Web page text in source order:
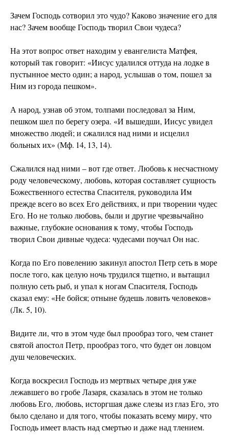
Зачем Господь сотворил это чудо? Каково значение его для
нас? Зачем вообще Господь творил Свои чудеса?
На этот вопрос ответ находим у евангелиста Матфея,
который так говорит: «Иисус удалился оттуда на лодке в
пустынное место один; а народ, услышав о том, пошел за
Ним из города пешком».
А народ, узнав об этом, толпами последовал за Ним,
пешком шел по берегу озера. «И вышедши, Иисус увидел
множество людей; и сжалился над ними и исцелил
больных их» (Мф. 14, 13, 14).
Сжалился над ними – вот где ответ. Любовь к несчастному
роду человеческому, любовь, которая составляет сущность
Божественного естества Спасителя, руководила Им
прежде всего во всех Его действиях, и при творении чудес
Его. Но не только любовь, были и другие чрезвычайно
важные, глубокие основания к тому, чтобы Господь
творил Свои дивные чудеса: чудесами поучал Он нас.
Когда по Его повелению закинул апостол Петр сеть в море
после того, как целую ночь трудился тщетно, и вытащил
полную сеть рыб, и упал к ногам Спасителя, Господь
сказал ему: «Не бойся; отныне будешь ловить человеков»
(Лк. 5, 10).
Видите ли, что в этом чуде был прообраз того, чем станет
святой апостол Петр, прообраз того, что будет он ловцом
душ человеческих.
Когда воскресил Господь из мертвых четыре дня уже
лежавшего во гробе Лазаря, сказалась в этом не только
любовь Его, любовь, исторгшая даже слезы из глаз Его, это
было сделано и для того, чтобы показать всему миру, что
Господь имеет власть над смертью и даже над тлением.